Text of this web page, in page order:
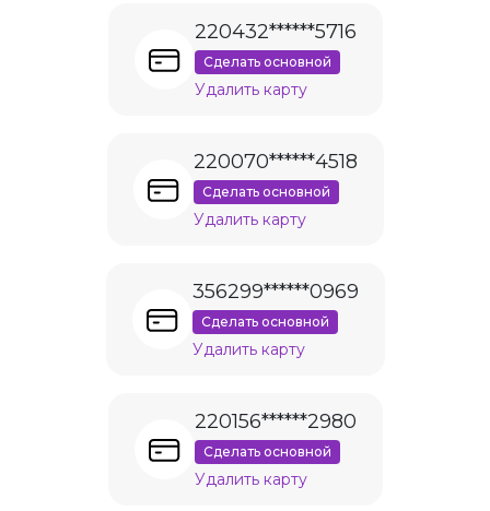
220432******5716
Сделать основной
Удалить карту
220070******4518
Сделать основной
Удалить карту
356299******0969
Сделать основной
Удалить карту
220156******2980
Сделать основной
Удалить карту